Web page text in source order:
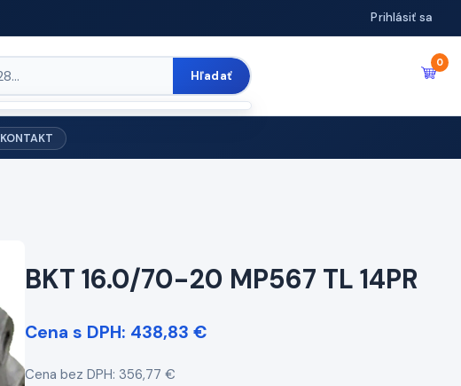
Prihlásiť sa
Hľadať
0
KONTAKT
BKT 16.0/70-20 MP567 TL 14PR
Cena s DPH: 438,83 €
Cena bez DPH: 356,77 €